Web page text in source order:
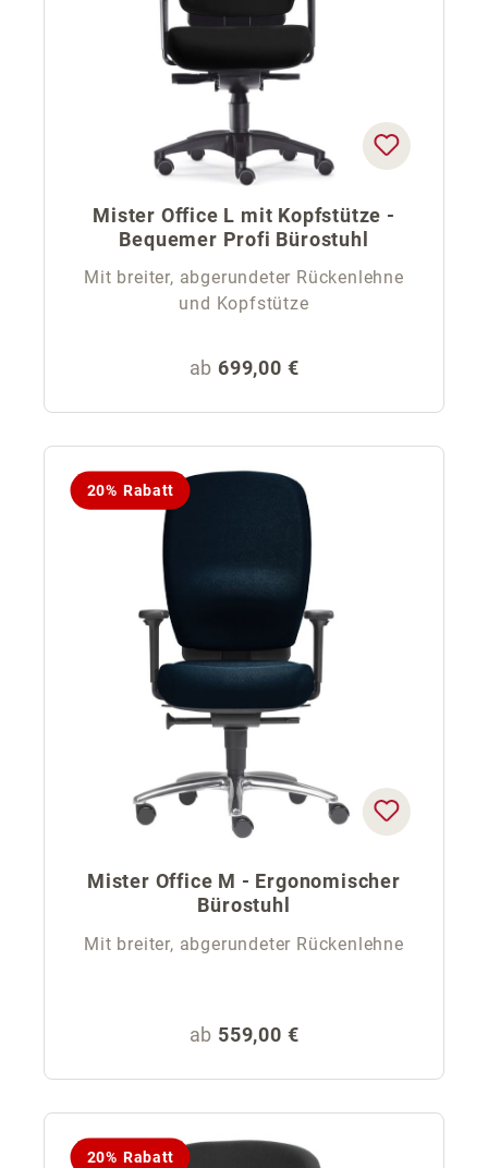
Mister Office L mit Kopfstütze -
Bequemer Profi Bürostuhl
Mit breiter, abgerundeter Rückenlehne
und Kopfstütze
Regulärer Preis:
ab 699,00 €
20% Rabatt
Mister Office M - Ergonomischer
Bürostuhl
Mit breiter, abgerundeter Rückenlehne
Regulärer Preis:
ab 559,00 €
20% Rabatt